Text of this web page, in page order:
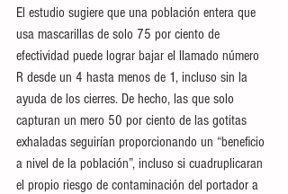
El estudio sugiere que una población entera que
usa mascarillas de solo 75 por ciento de
efectividad puede lograr bajar el llamado número
R desde un 4 hasta menos de 1, incluso sin la
ayuda de los cierres. De hecho, las que solo
capturan un mero 50 por ciento de las gotitas
exhaladas seguirían proporcionando un “beneficio
a nivel de la población”, incluso si cuadruplicaran
el propio riesgo de contaminación del portador a